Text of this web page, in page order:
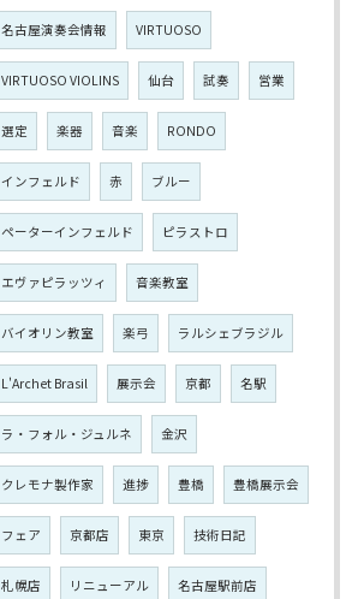
名古屋演奏会情報 VIRTUOSO
VIRTUOSO VIOLINS 仙台 試奏 営業
選定 楽器 音楽 RONDO
インフェルド 赤 ブルー
ペーターインフェルド ピラストロ
エヴァピラッツィ 音楽教室
バイオリン教室 楽弓 ラルシェブラジル
L'Archet Brasil 展示会 京都 名駅
ラ・フォル・ジュルネ 金沢
クレモナ製作家 進捗 豊橋 豊橋展示会
フェア 京都店 東京 技術日記
札幌店 リニューアル 名古屋駅前店